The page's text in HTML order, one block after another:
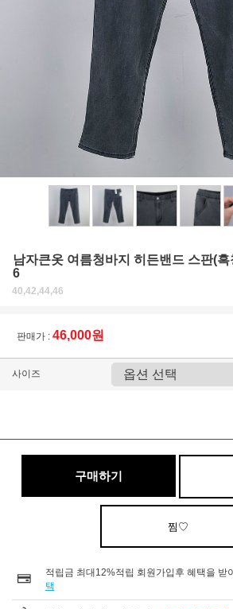
남자큰옷 여름청바지 히든밴드 스판(
6
40,42,44,46
판매가 : 46,000원
사이즈
구매하기
찜♡
적립금 최대12%적립 회원가입후 혜택을 받
택